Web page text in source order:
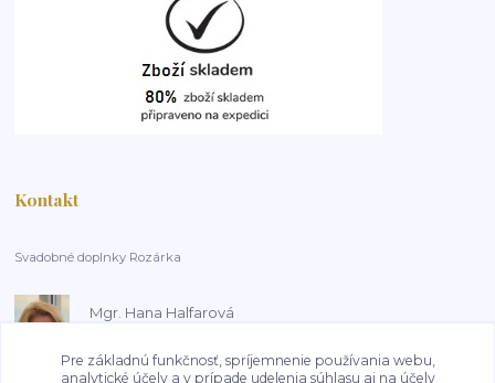
Kontakt
Svadobné doplnky Rozárka
Mgr. Hana Halfarová
14:00-18:00, pracovní dny
Pre základnú funkčnosť, spríjemnenie používania webu,
analytické účely a v prípade udelenia súhlasu aj na účely